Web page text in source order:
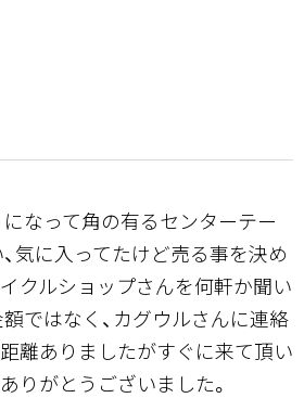
なって角の有るセンターテー
気に入ってたけど売る事を決め
クルショップさんを何軒か聞い
ではなく、カグウルさんに連絡
離ありましたがすぐに来て頂い
りがとうございました。